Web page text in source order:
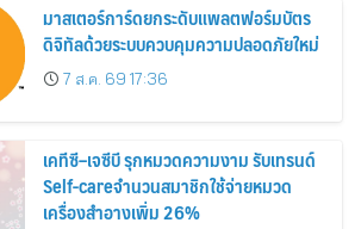
มาสเตอร์การ์ดยกระดับแพลตฟอร์มบัตร
ดิจิทัลด้วยระบบควบคุมความปลอดภัยใหม่
7 ส.ค. 69 17:36
เคทีซี–เจซีบี รุกหมวดความงาม รับเทรนด์
Self-careจำนวนสมาชิกใช้จ่ายหมวด
เครื่องสำอางเพิ่ม 26%